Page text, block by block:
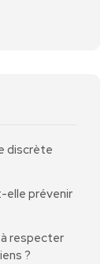
discrète
elle prévenir
respecter
?